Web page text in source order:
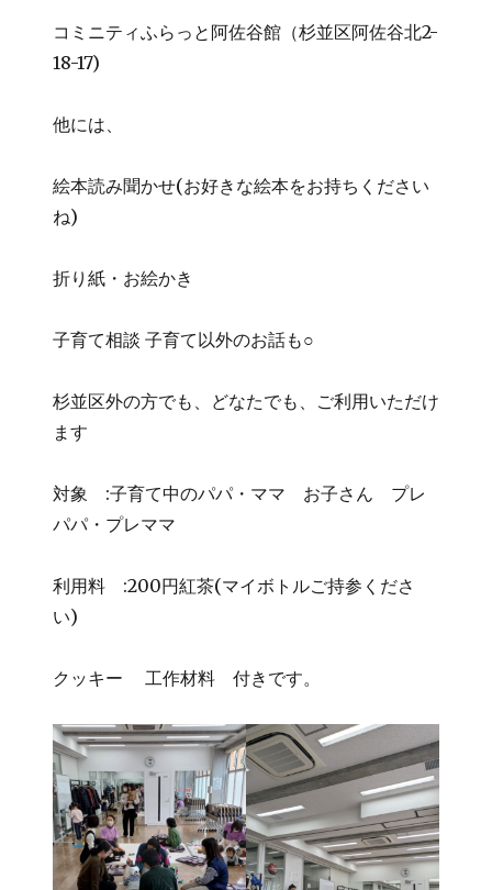
コミニティふらっと阿佐谷館（杉並区阿佐谷北2-
18-17)
他には、
絵本読み聞かせ(お好きな絵本をお持ちください
ね)
折り紙・お絵かき
子育て相談 子育て以外のお話も○
杉並区外の方でも、どなたでも、ご利用いただけ
ます
対象 :子育て中のパパ・ママ お子さん プレ
パパ・プレママ
利用料 :200円紅茶(マイボトルご持参くださ
い)
クッキー 工作材料 付きです。